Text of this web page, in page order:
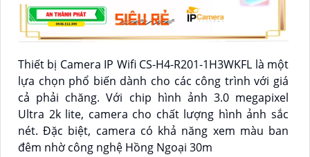
Thiết bị Camera IP Wifi CS-H4-R201-1H3WKFL là một
lựa chọn phổ biến dành cho các công trình với giá
cả phải chăng. Với chip hình ảnh 3.0 megapixel
Ultra 2k lite, camera cho chất lượng hình ảnh sắc
nét. Đặc biệt, camera có khả năng xem màu ban
đêm nhờ công nghệ Hồng Ngoại 30m